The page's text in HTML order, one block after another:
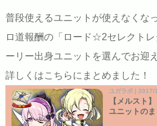
普段使えるユニットが使えなくな
ロ道報酬の「ロード☆2セレクト
ーリー出身ユニットを選んでお迎
詳しくはこちらにまとめました！
ユガラボ | 2017/
【メルスト
ユニットの